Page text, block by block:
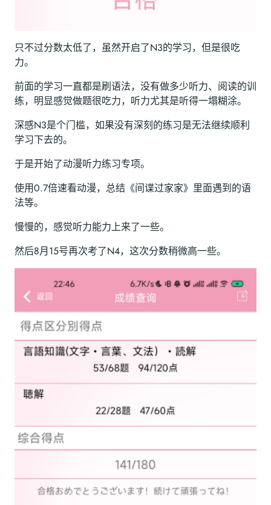
只不过分数太低了，虽然开启了N3的学习，但是很吃
力。
前面的学习一直都是刷语法，没有做多少听力、阅读的训
练，明显感觉做题很吃力，听力尤其是听得一塌糊涂。
深感N3是个门槛，如果没有深刻的练习是无法继续顺利
学习下去的。
于是开始了动漫听力练习专项。
使用0.7倍速看动漫，总结《间谍过家家》里面遇到的语
法等。
慢慢的，感觉听力能力上来了一些。
然后8月15号再次考了N4，这次分数稍微高一些。